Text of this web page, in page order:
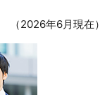
（2026年6月現在）